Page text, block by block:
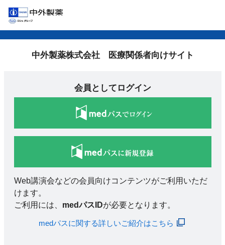
中外製薬株式会社 医療関係者向けサイト
会員としてログイン
Web講演会などの会員向けコンテンツがご利用いただ
けます。
ご利用には、 medパスIDが必要となります。
medパスに関する詳しいご紹介はこちら